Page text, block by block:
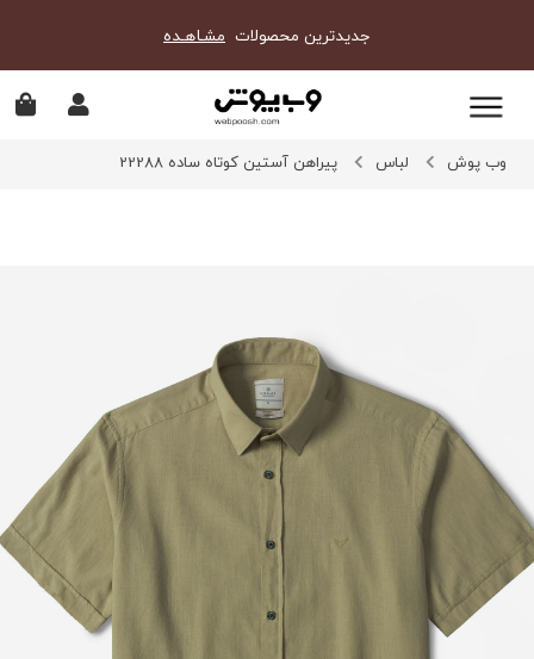
جدیدترین محصولات مشـاهـده
وب پوش لباس پیراهن آستین کوتاه ساده 22288